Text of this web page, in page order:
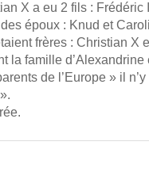
X a eu 2 fils : Frédéric
époux : Knud et
frères : Christian X
la famille d’Alexandrine
de l’Europe » il